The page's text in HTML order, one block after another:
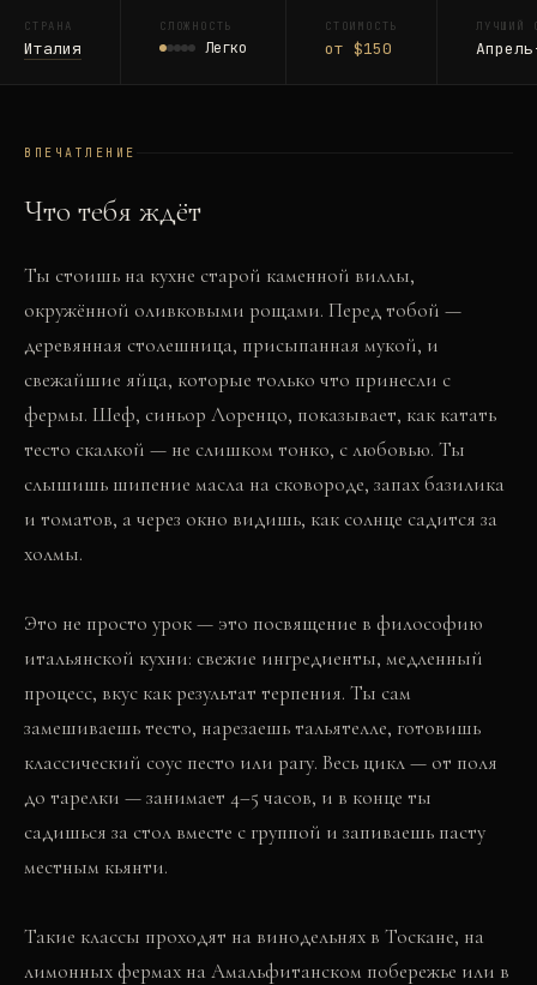
СТРАНА
Италия
СЛОЖНОСТЬ
Легко
СТОИМОСТЬ
от $150
ЛУЧШИЙ
ВПЕЧАТЛЕНИЕ
Что тебя ждёт
Ты стоишь на кухне старой каменной виллы,
окружённой оливковыми рощами. Перед тобой —
деревянная столешница, присыпанная мукой, и
свежайшие яйца, которые только что принесли с
фермы. Шеф, синьор Лоренцо, показывает, как катать
тесто скалкой — не слишком тонко, с любовью. Ты
слышишь шипение масла на сковороде, запах базилика
и томатов, а через окно видишь, как солнце садится за
холмы.
Это не просто урок — это посвящение в философию
итальянской кухни: свежие ингредиенты, медленный
процесс, вкус как результат терпения. Ты сам
замешиваешь тесто, нарезаешь тальятелле, готовишь
классический соус песто или рагу. Весь цикл — от поля
до тарелки — занимает 4–5 часов, и в конце ты
садишься за стол вместе с группой и запиваешь пасту
местным кьянти.
Такие классы проходят на винодельнях в Тоскане, на
лимонных фермах на Амальфитанском побережье или в